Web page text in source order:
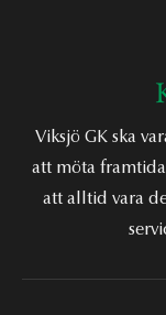
Viksjö GK ska
att möta
att alltid vara